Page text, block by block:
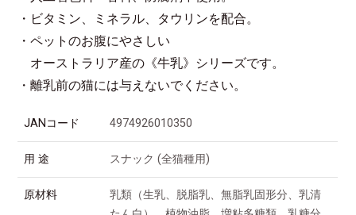
・ビタミン、ミネラル、タウリンを配合。
・ペットのお腹にやさしい
オーストラリア産の《牛乳》シリーズです。
・離乳前の猫には与えないでください。
JANコード 4974926010350
用 途 スナック (全猫種用)
原材料
乳類（生乳、脱脂乳、無脂乳固形分、乳清